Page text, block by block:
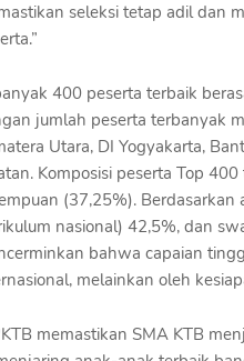
seleksi tetap adil dan
400 peserta terbaik
jumlah peserta terbanyak
Utara, DI Yogyakarta,
Komposisi peserta Top
(37,25%). Berdasarkan
nasional) 42,5%, dan
bahwa capaian
melainkan oleh
memastikan SMA KTB